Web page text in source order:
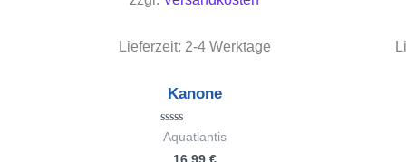
Lieferzeit: 2-4 Werktage
Kanone
Bewertet
mit
Aquatlantis
16,99 €